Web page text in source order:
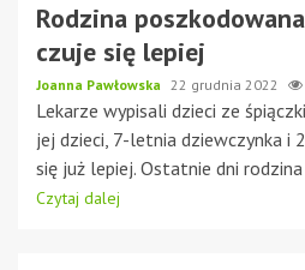
Rodzina
czuje się lepiej
Joanna Pawłowska 22 grudnia 2022
Lekarze wypisali dzieci ze
jej dzieci, 7-letnia dziewczynka i
się już lepiej. Ostatnie dni
Czytaj dalej